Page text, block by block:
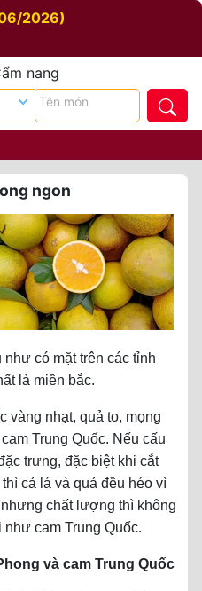
2026)
nang
ngon
có mặt trên các tỉnh
là miền bắc.
vàng nhạt, quả to, mọng
Trung Quốc. Nếu cấu
trưng, đặc biệt khi cắt
cả lá và quả đều héo vì
chất lượng thì không
cam Trung Quốc.
và cam Trung Quốc